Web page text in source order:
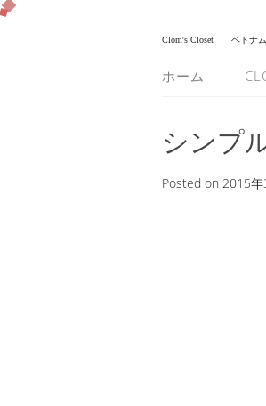
Clom's Closet ベトナ
ホーム
シンプ
Posted on 2015年